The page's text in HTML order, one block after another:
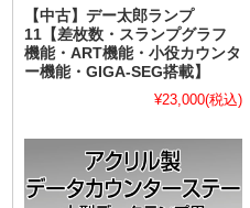
【中古】デー太郎ランプ
11【差枚数・スランプグラフ
機能・ART機能・小役カウンタ
ー機能・GIGA-SEG搭載】
¥23,000(税込)